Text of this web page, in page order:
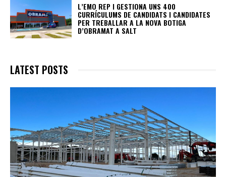
L’EMO REP I GESTIONA UNS 400
CURRÍCULUMS DE CANDIDATS I CANDIDATES
PER TREBALLAR A LA NOVA BOTIGA
D’OBRAMAT A SALT
LATEST POSTS